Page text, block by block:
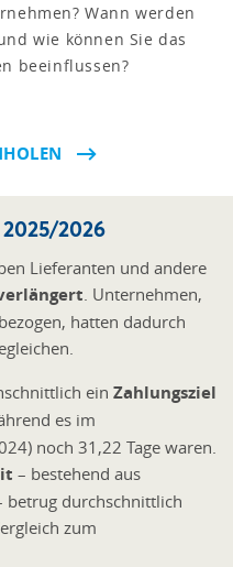
Wann werden
wie können Sie das
beeinflussen?
2026
Lieferanten und andere
. Unternehmen,
hatten dadurch
ein Zahlungsziel
es im
noch 31,22 Tage waren.
– bestehend aus
betrug durchschnittlich
zum